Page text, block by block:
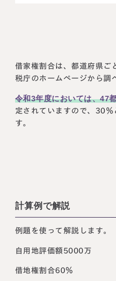
借家権割合は、都道府県ご
税庁のホームぺージから調
令和3年度においては、47
定されていますので、30％
す。
計算例で解説
例題を使って解説します。
自用地評価額5000万
借地権割合60％